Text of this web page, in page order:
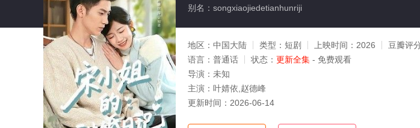
别名：songxiaojiedetianhunriji
地区： 中国大陆 类型： 短剧 上映时间： 2026 豆瓣评
语言： 普通话 状态： 更新全集 - 免费观看
导演： 未知
主演： 叶婧依,赵德峰
更新时间： 2026-06-14